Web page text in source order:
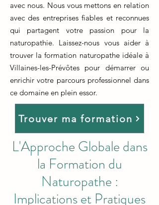
avec nous. Nous vous mettons en relation
avec des entreprises fiables et reconnues
qui partagent votre passion pour la
naturopathie. Laissez-nous vous aider à
trouver la formation naturopathe idéale à
Villaines-les-Prévôtes pour démarrer ou
enrichir votre parcours professionnel dans
ce domaine en plein essor.
Trouver ma formation
L'Approche Globale dans
la Formation du
Naturopathe :
Implications et Pratiques